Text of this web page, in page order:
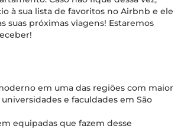
à sua lista de favoritos no Airbnb e ele
suas próximas viagens! Estaremos
em uma das regiões com maior
e faculdades em São
equipadas que fazem desse